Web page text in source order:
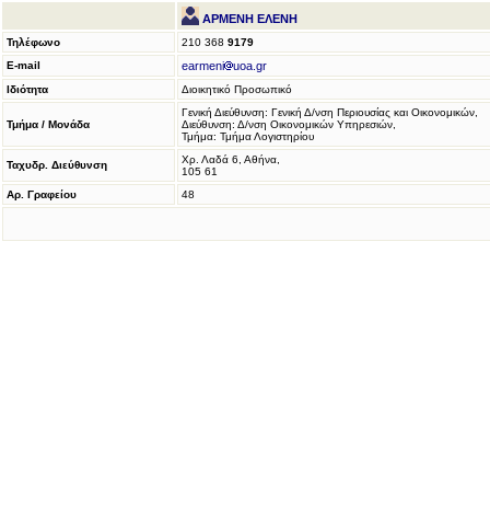
ΑΡΜΕΝΗ ΕΛΕΝΗ
Τηλέφωνο 210 368 9179
E-mail
earmeni uoa.gr
Ιδιότητα Διοικητικό Προσωπικό
Τμήμα / Μονάδα
Γενική Διεύθυνση: Γενική Δ/νση Περιουσίας και Οικονομικών,
Διεύθυνση: Δ/νση Οικονομικών Υπηρεσιών,
Τμήμα: Τμήμα Λογιστηρίου
Ταχυδρ. Διεύθυνση
Χρ. Λαδά 6, Αθήνα,
105 61
Αρ. Γραφείου
48